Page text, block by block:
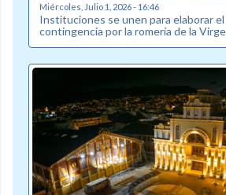
Miércoles, Julio 1, 2026 - 16:46
Instituciones se unen para elaborar
contingencia por la romería de la